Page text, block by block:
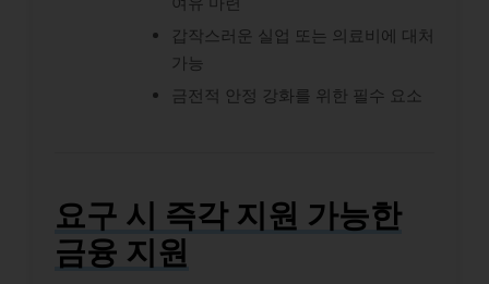
갑작스러운 실업 또는 의료비에 대처
가능
금전적 안정 강화를 위한 필수 요소
요구 시 즉각 지원 가능한
금융 지원